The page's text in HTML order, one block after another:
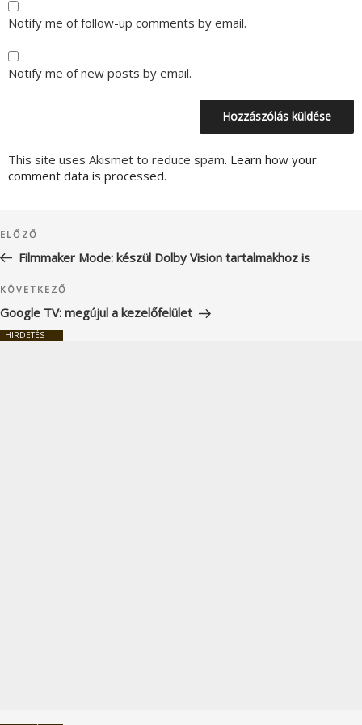
Notify me of follow-up comments by email.
Notify me of new posts by email.
This site uses Akismet to reduce spam. Learn how your
comment data is processed.
navigáció
Korábbi
bejegyzés
ELŐZŐ
Filmmaker Mode: készül Dolby Vision tartalmakhoz is
Következő
bejegyzés
KÖVETKEZŐ
Google TV: megújul a kezelőfelület
HIRDETÉS